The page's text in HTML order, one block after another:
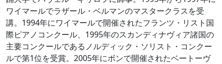
ワイマールでラザール・ベルマンのマスタークラスを受
講。1994年にワイマールで開催されたフランツ・リスト国
際ピアノコンクール、1995年のスカンディナヴィア諸国の
主要コンクールであるノルディック・ソリスト・コンクー
ルで第1位を受賞。2005年にボンで開催されたベートーヴ